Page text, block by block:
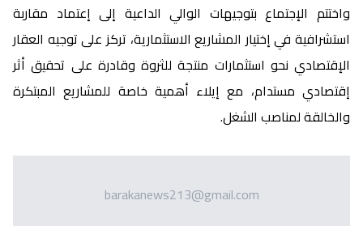
واختتم الإجتماع بتوجيهات الوالي الداعية إلى إعتماد مقاربة
استشرافية في إختيار المشاريع الاستثمارية، تركز على توجيه العقار
الإقتصادي نحو استثمارات منتجة للثروة وقادرة على تحقيق أثر
إقتصادي مستدام، مع إيلاء أهمية خاصة للمشاريع المبتكرة
والخالقة لمناصب الشغل.
barakanews213@gmail.com